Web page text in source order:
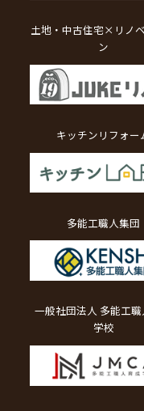
土地・中古住宅×リノ
ン
キッチンリフォー
多能工職人集団
一般社団法人 多能工
学校